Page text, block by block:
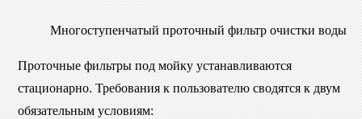
Многоступенчатый проточный фильтр очистки воды
Проточные фильтры под мойку устанавливаются
стационарно. Требования к пользователю сводятся к двум
обязательным условиям: